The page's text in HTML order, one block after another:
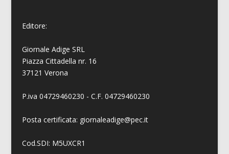
Editore:
Giornale Adige SRL
Piazza Cittadella nr. 16
37121 Verona
P.iva 04729460230 - C.F. 04729460230
Posta certificata: giornaleadige@pec.it
Cod.SDI: M5UXCR1